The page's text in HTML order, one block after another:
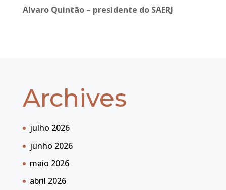
Alvaro Quintão – presidente do SAERJ
Archives
julho 2026
junho 2026
maio 2026
abril 2026